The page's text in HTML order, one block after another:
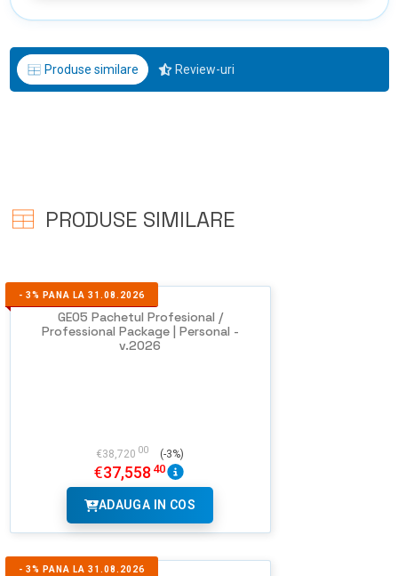
Produse similare Review-uri
PRODUSE SIMILARE
- 3% PANA LA 31.08.2026
GEO5 Pachetul Profesional /
Professional Package | Personal -
v.2026
€38,720 00 (-3%)
€37,558 40
ADAUGA IN COS
- 3% PANA LA 31.08.2026